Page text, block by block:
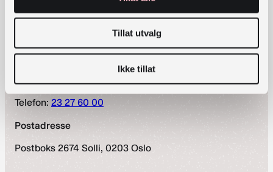
Tillat utvalg
Ikke tillat
bibliotekutvikling@nb.no
Telefon: 23 27 60 00
Postadresse
Postboks 2674 Solli, 0203 Oslo